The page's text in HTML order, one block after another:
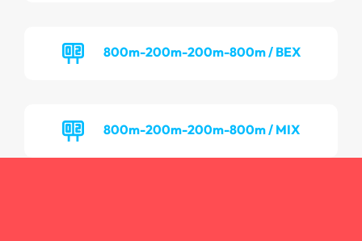
800m-200m-200m-800m / BEX
800m-200m-200m-800m / MIX